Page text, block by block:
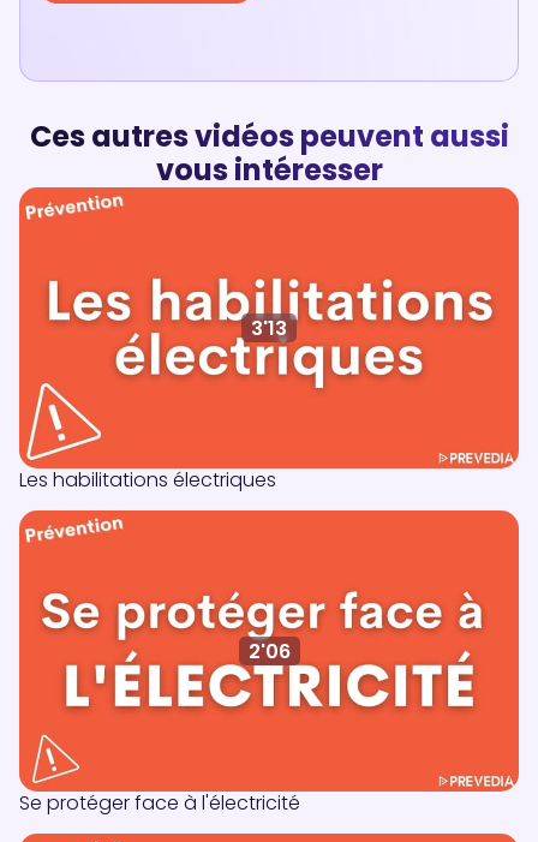
Ces autres vidéos peuvent aussi
vous intéresser
3'13
Les habilitations électriques
2'06
Se protéger face à l'électricité